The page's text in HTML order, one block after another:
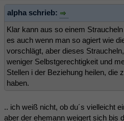
alpha schrieb:
Klar kann aus so einem
es auch wenn man so agiert wie
vorschlägt, aber dieses
weniger Selbstgerechtigkeit und
Stellen i der Beziehung heilen, die
haben.
.. ich weiß nicht, ob du´s vielleicht
aber der ehemann weigert sich bis